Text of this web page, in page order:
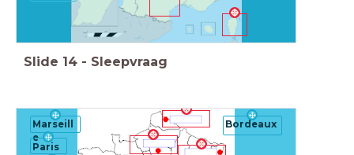
Slide 14 - Sleepvraag
Marseill
e
Paris
Bordeaux